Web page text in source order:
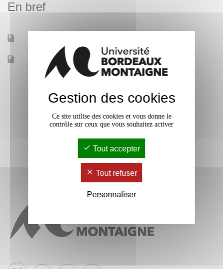
En bref
Accessible à distance Non
Gestion des cookies
Ce site utilise des cookies et vous donne le
contrôle sur ceux que vous souhaitez activer
Tout accepter
Tout refuser
Personnaliser